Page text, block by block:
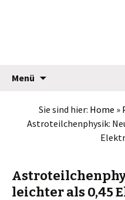
Menü
Sie sind hier: Home »
Astroteilchenphysik:
leichter als 0,45